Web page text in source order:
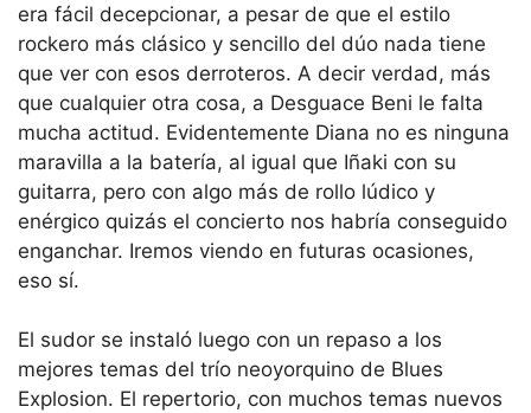
era fácil decepcionar, a pesar de que el estilo
rockero más clásico y sencillo del dúo nada tiene
que ver con esos derroteros. A decir verdad, más
que cualquier otra cosa, a Desguace Beni le falta
mucha actitud. Evidentemente Diana no es ninguna
maravilla a la batería, al igual que Iñaki con su
guitarra, pero con algo más de rollo lúdico y
enérgico quizás el concierto nos habría conseguido
enganchar. Iremos viendo en futuras ocasiones,
eso sí.
El sudor se instaló luego con un repaso a los
mejores temas del trío neoyorquino de Blues
Explosion. El repertorio, con muchos temas nuevos